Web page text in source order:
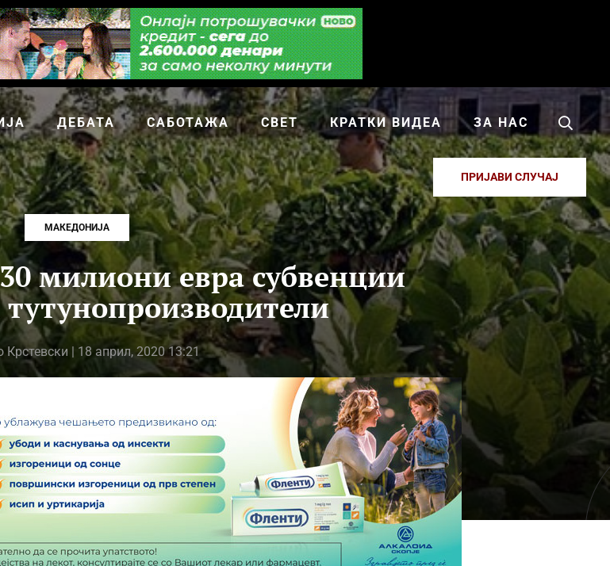
ДЕБАТА САБОТАЖА СВЕТ КРАТКИ ВИДЕА ЗА НАС
ПРИЈАВИ СЛУЧАЈ
МАКЕДОНИЈА
милиони евра субвенции
тутунопроизводители
Крстевски | 18 април, 2020 13:21